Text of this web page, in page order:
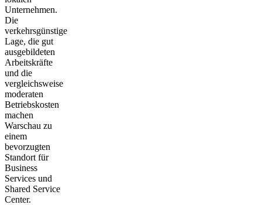
Unternehmen.
Die
verkehrsgünstige
Lage, die gut
ausgebildeten
Arbeitskräfte
und die
vergleichsweise
moderaten
Betriebskosten
machen
Warschau zu
einem
bevorzugten
Standort für
Business
Services und
Shared Service
Center.